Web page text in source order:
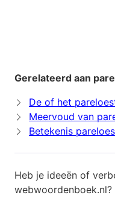
Gerelateerd aan
De of het
Meervoud van
Betekenis
Heb je ideeën of